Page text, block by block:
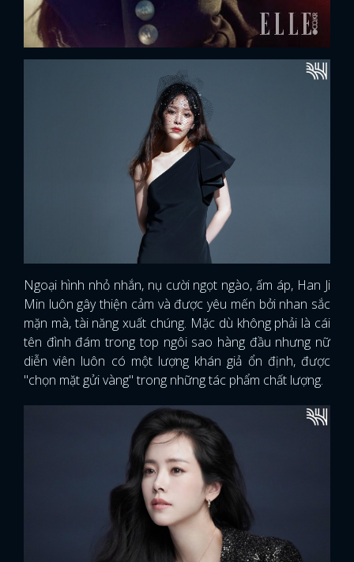
Ngoại hình nhỏ nhắn, nụ cười ngọt ngào, ấm áp, Han Ji
Min luôn gây thiện cảm và được yêu mến bởi nhan sắc
mặn mà, tài năng xuất chúng. Mặc dù không phải là cái
tên đình đám trong top ngôi sao hàng đầu nhưng nữ
diễn viên luôn có một lượng khán giả ổn định, được
"chọn mặt gửi vàng" trong những tác phẩm chất lượng.